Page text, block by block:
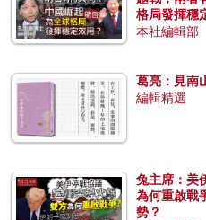
格局發揮穩
本社編輯部
葛亮：見南
編輯精選
兔主席：美
為何重啟戰
勢？